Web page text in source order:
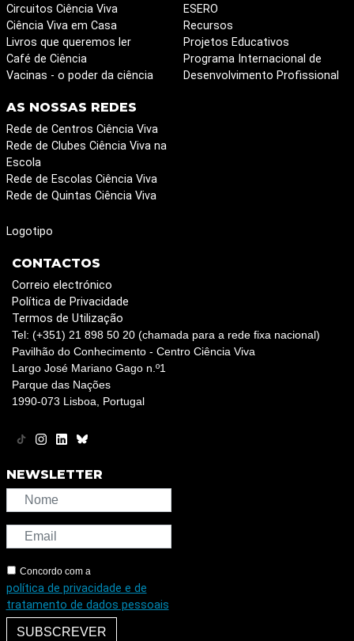
Circuitos Ciência Viva
Ciência Viva em Casa
Livros que queremos ler
Café de Ciência
Vacinas - o poder da ciência
ESERO
Recursos
Projetos Educativos
Programa Internacional de
Desenvolvimento Profissional
AS NOSSAS REDES
Rede de Centros Ciência Viva
Rede de Clubes Ciência Viva na
Escola
Rede de Escolas Ciência Viva
Rede de Quintas Ciência Viva
Logotipo
CONTACTOS
Correio electrónico
Política de Privacidade
Termos de Utilização
Tel: (+351) 21 898 50 20 (chamada para a rede fixa nacional)
Pavilhão do Conhecimento - Centro Ciência Viva
Largo José Mariano Gago n.º1
Parque das Nações
1990-073 Lisboa, Portugal
NEWSLETTER
Concordo com a
política de privacidade e de
tratamento de dados pessoais
SUBSCREVER